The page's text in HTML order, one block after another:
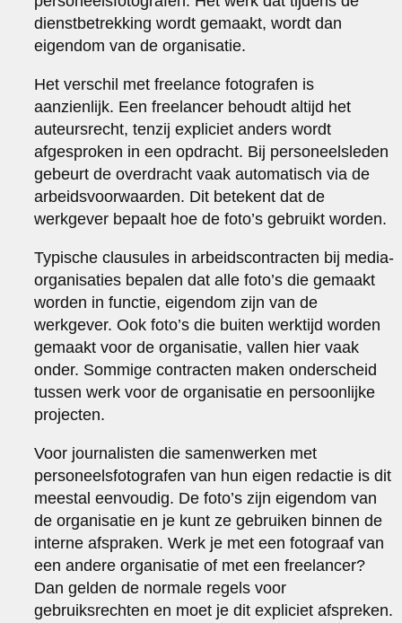
dienstbetrekking wordt gemaakt, wordt dan
eigendom van de organisatie.
Het verschil met freelance fotografen is
aanzienlijk. Een freelancer behoudt altijd het
auteursrecht, tenzij expliciet anders wordt
afgesproken in een opdracht. Bij personeelsleden
gebeurt de overdracht vaak automatisch via de
arbeidsvoorwaarden. Dit betekent dat de
werkgever bepaalt hoe de foto’s gebruikt worden.
Typische clausules in arbeidscontracten bij media-
organisaties bepalen dat alle foto’s die gemaakt
worden in functie, eigendom zijn van de
werkgever. Ook foto’s die buiten werktijd worden
gemaakt voor de organisatie, vallen hier vaak
onder. Sommige contracten maken onderscheid
tussen werk voor de organisatie en persoonlijke
projecten.
Voor journalisten die samenwerken met
personeelsfotografen van hun eigen redactie is dit
meestal eenvoudig. De foto’s zijn eigendom van
de organisatie en je kunt ze gebruiken binnen de
interne afspraken. Werk je met een fotograaf van
een andere organisatie of met een freelancer?
Dan gelden de normale regels voor
gebruiksrechten en moet je dit expliciet afspreken.